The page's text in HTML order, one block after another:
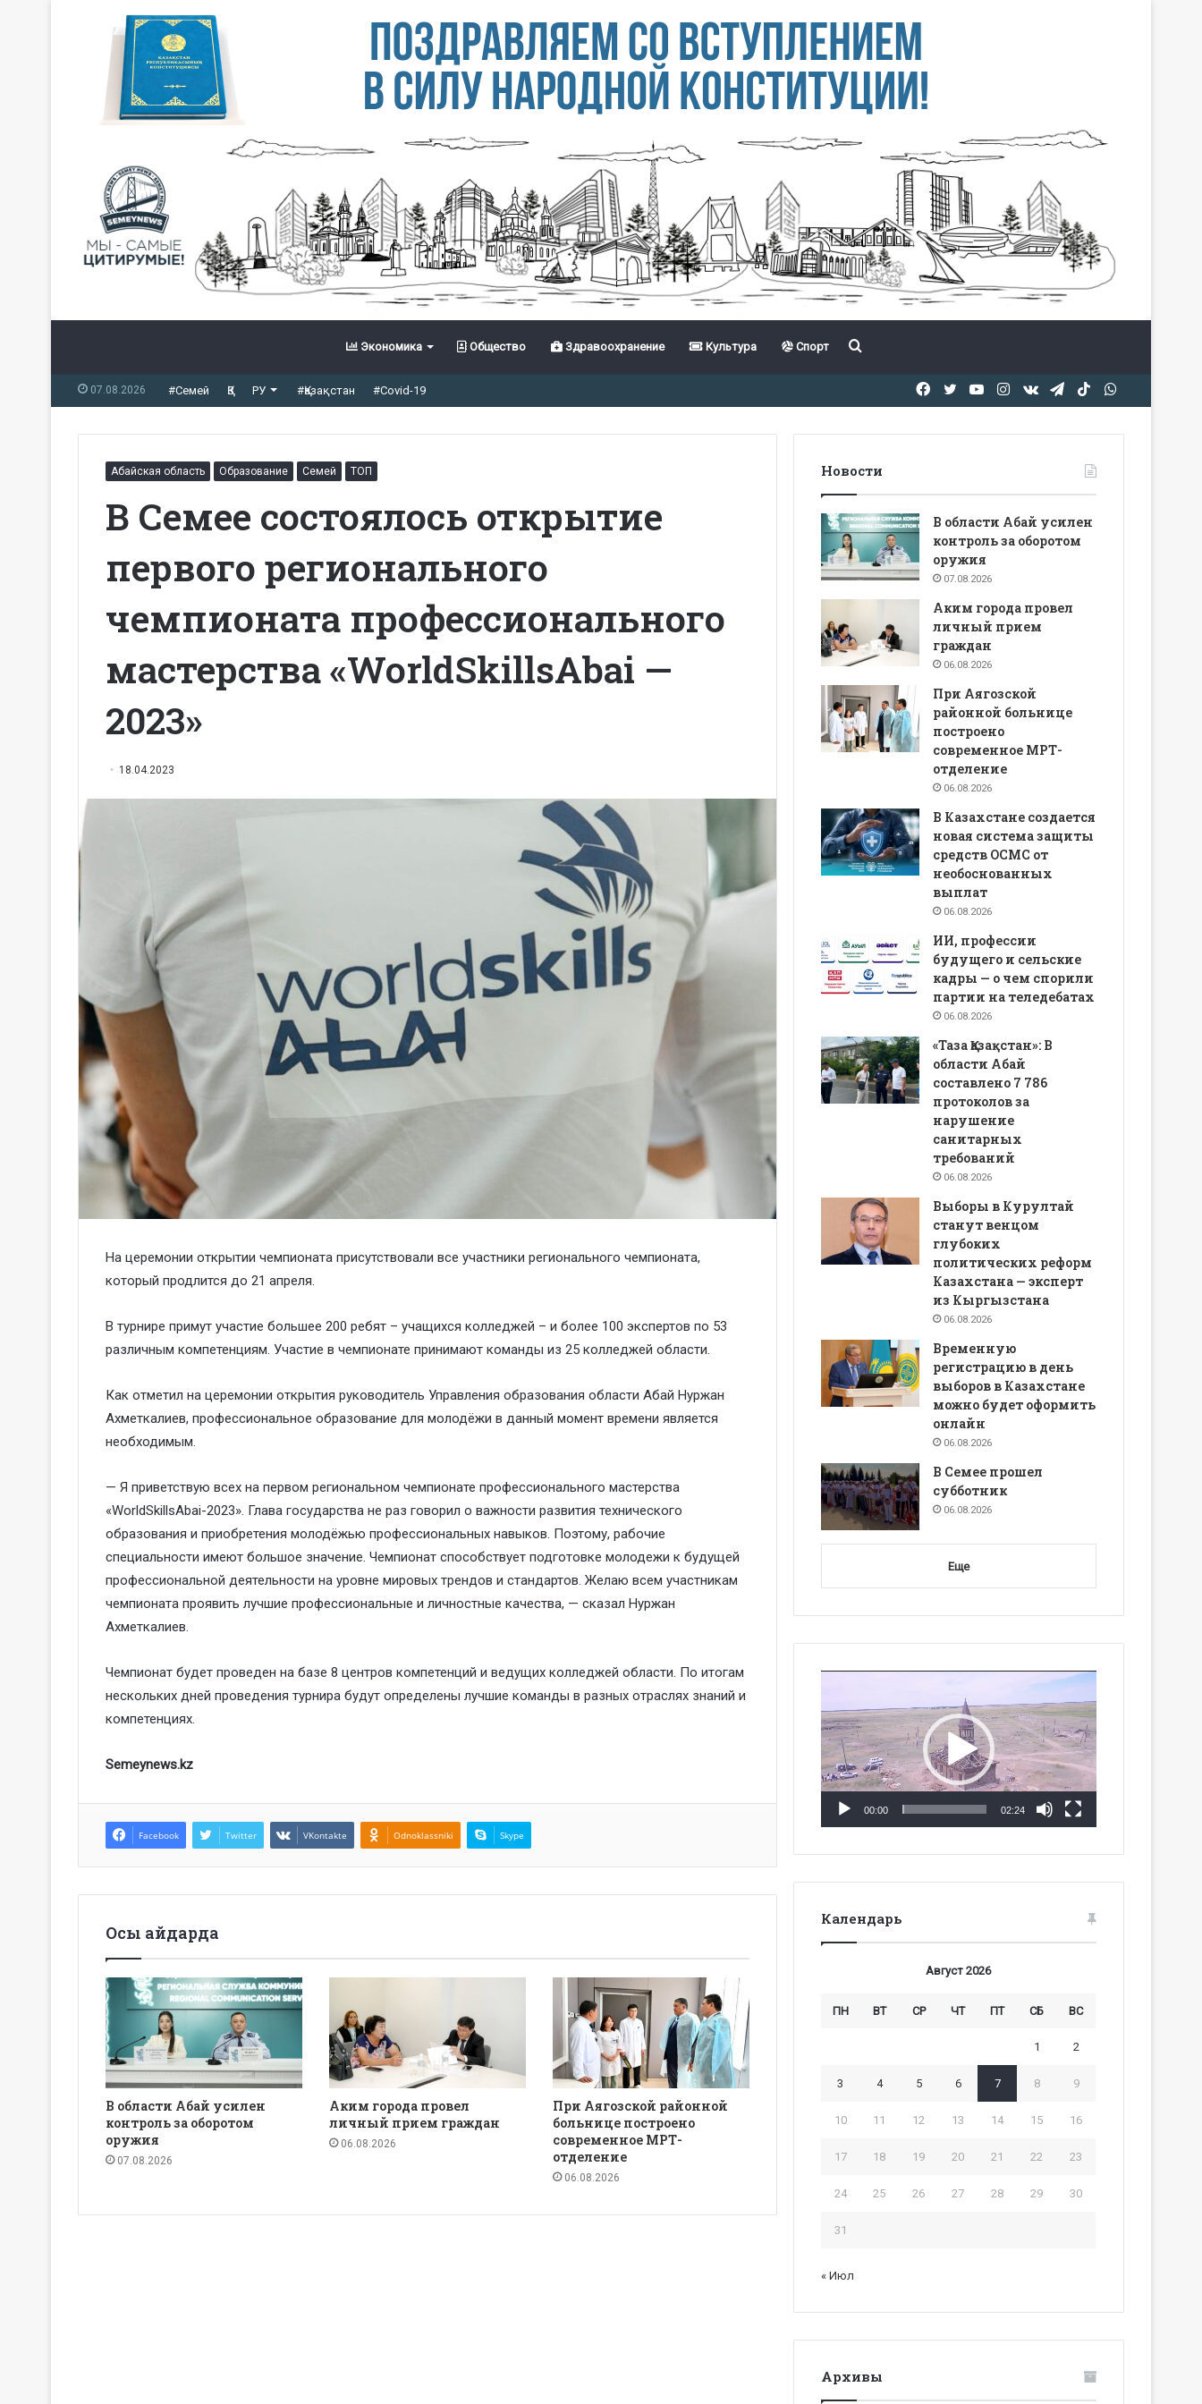
Экономика Общество Здравоохранение Культура Спорт Іздеу
07.08.2026 #Семей ҚЗ РУ #Қазақстан #Covid-19 TikTok
Telegram
vk.com
Instagram
YouTube
Twitter
Facebook
Абайская область Образование Семей ТОП
В Семее состоялось открытие
первого регионального
чемпионата профессионального
мастерства «WorldSkillsAbai —
2023»
18.04.2023
На церемонии открытии чемпионата присутствовали все участники регионального чемпионата,
который продлится до 21 апреля.
В турнире примут участие большее 200 ребят – учащихся колледжей – и более 100 экспертов по 53
различным компетенциям. Участие в чемпионате принимают команды из 25 колледжей области.
Как отметил на церемонии открытия руководитель Управления образования области Абай Нуржан
Ахметкалиев, профессиональное образование для молодёжи в данный момент времени является
необходимым.
— Я приветствую всех на первом региональном чемпионате профессионального мастерства
«WorldSkillsAbai-2023». Глава государства не раз говорил о важности развития технического
образования и приобретения молодёжью профессиональных навыков. Поэтому, рабочие
специальности имеют большое значение. Чемпионат способствует подготовке молодежи к будущей
профессиональной деятельности на уровне мировых трендов и стандартов. Желаю всем участникам
чемпионата проявить лучшие профессиональные и личностные качества, — сказал Нуржан
Ахметкалиев.
Чемпионат будет проведен на базе 8 центров компетенций и ведущих колледжей области. По итогам
нескольких дней проведения турнира будут определены лучшие команды в разных отраслях знаний и
компетенциях.
Semeynews.kz
Facebook Twitter VKontakte Odnoklassniki Skype
Осы айдарда
В области Абай усилен
контроль за оборотом
оружия
07.08.2026
Аким города провел
личный прием граждан
06.08.2026
При Аягозской районной
больнице построено
современное МРТ-
отделение
06.08.2026
Новости
В области Абай усилен
контроль за оборотом
оружия
07.08.2026
Аким города провел
личный прием
граждан
06.08.2026
При Аягозской
районной больнице
построено
современное МРТ-
отделение
06.08.2026
В Казахстане создается
новая система защиты
средств ОСМС от
необоснованных
выплат
06.08.2026
ИИ, профессии
будущего и сельские
кадры — о чем спорили
партии на теледебатах
06.08.2026
«Таза Қазақстан»: В
области Абай
составлено 7 786
протоколов за
нарушение
санитарных
требований
06.08.2026
Выборы в Курултай
станут венцом
глубоких
политических реформ
Казахстана — эксперт
из Кыргызстана
06.08.2026
Временную
регистрацию в день
выборов в Казахстане
можно будет оформить
онлайн
06.08.2026
В Семее прошел
субботник
06.08.2026
Еще
00:00 02:24
Календарь
Август 2026
ПН ВТ СР ЧТ ПТ СБ ВС
1 2
3 4 5 6 7 8 9
10 11 12 13 14 15 16
17 18 19 20 21 22 23
24 25 26 27 28 29 30
31
« Июл
Архивы